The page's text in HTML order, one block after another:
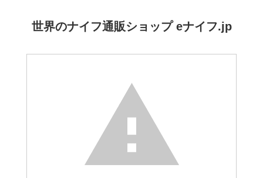
世界のナイフ通販ショップ eナイフ.jp